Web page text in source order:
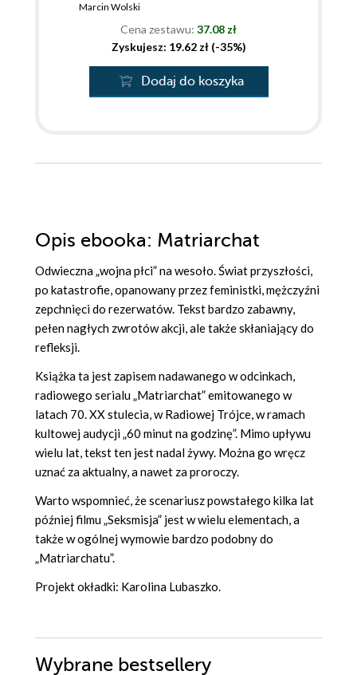
Marcin Wolski
Cena zestawu: 37.08 zł
Zyskujesz: 19.62 zł (-35%)
Dodaj do koszyka
Opis ebooka: Matriarchat
Odwieczna „wojna płci” na wesoło. Świat przyszłości,
po katastrofie, opanowany przez feministki, mężczyźni
zepchnięci do rezerwatów. Tekst bardzo zabawny,
pełen nagłych zwrotów akcji, ale także skłaniający do
refleksji.
Książka ta jest zapisem nadawanego w odcinkach,
radiowego serialu „Matriarchat” emitowanego w
latach 70. XX stulecia, w Radiowej Trójce, w ramach
kultowej audycji „60 minut na godzinę”. Mimo upływu
wielu lat, tekst ten jest nadal żywy. Można go wręcz
uznać za aktualny, a nawet za proroczy.
Warto wspomnieć, że scenariusz powstałego kilka lat
później filmu „Seksmisja” jest w wielu elementach, a
także w ogólnej wymowie bardzo podobny do
„Matriarchatu”.
Projekt okładki: Karolina Lubaszko.
Wybrane bestsellery